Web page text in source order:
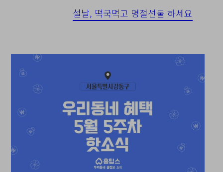
설날, 떡국먹고 명절선물 하세요